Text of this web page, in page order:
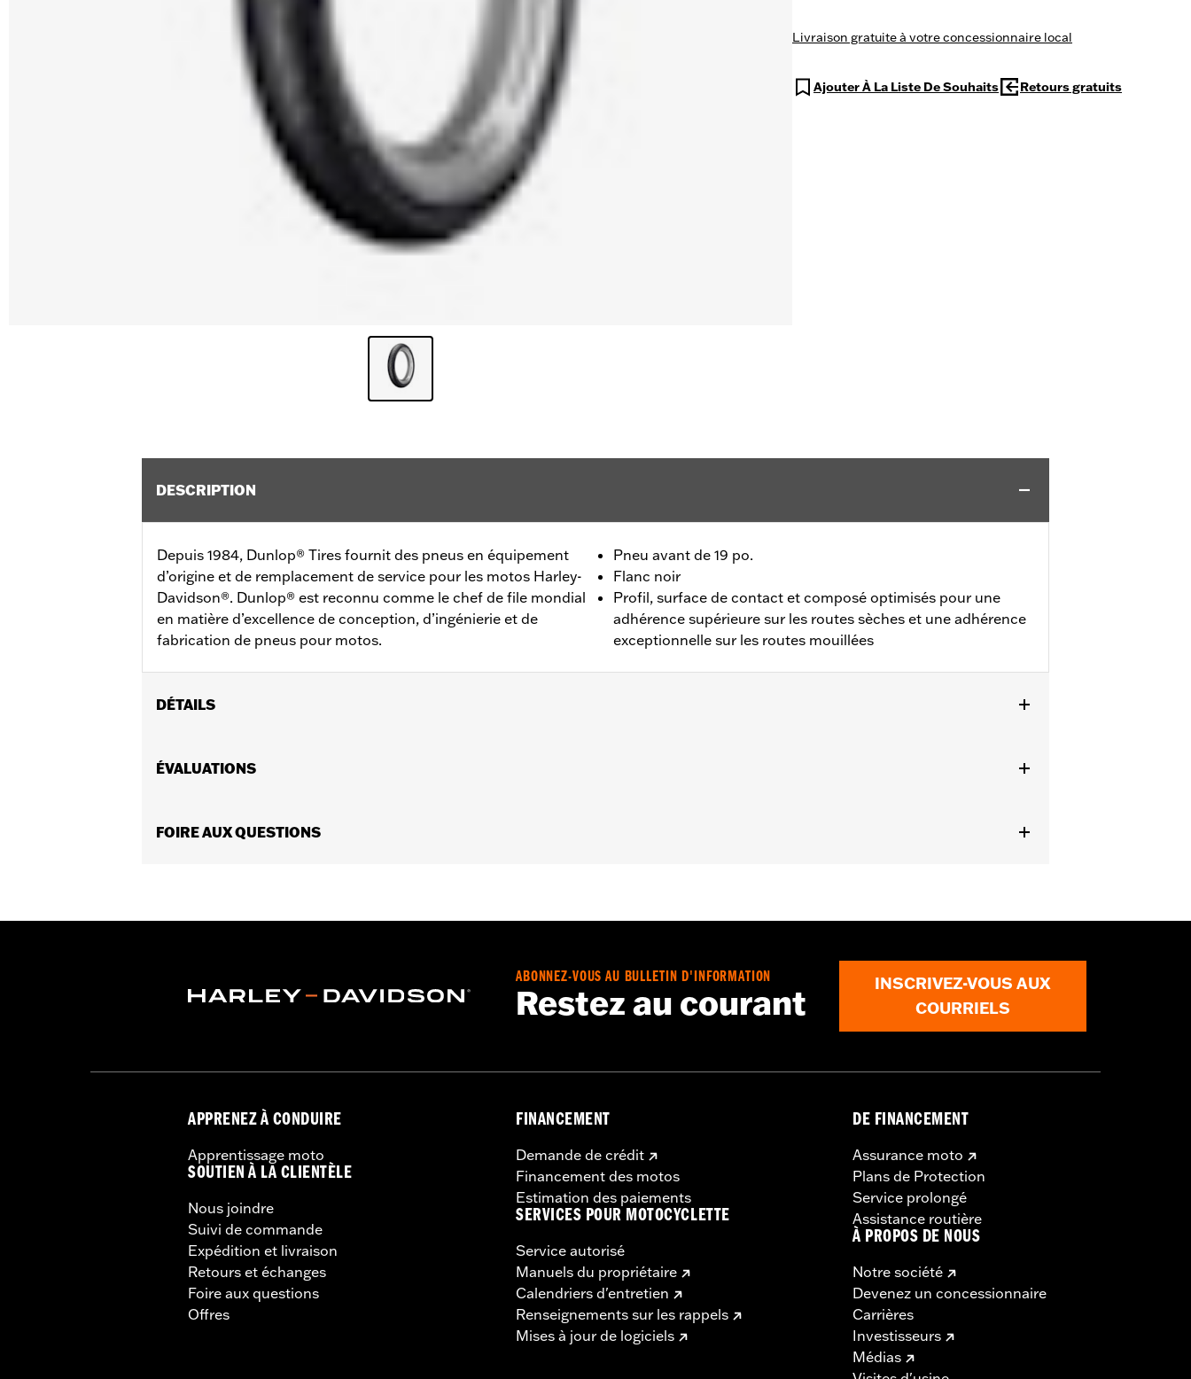
Livraison gratuite à votre concessionnaire local
Ajouter À La Liste De Souhaits Retours gratuits
DESCRIPTION
Depuis 1984, Dunlop® Tires fournit des pneus en équipement
d’origine et de remplacement de service pour les motos Harley-
Davidson®. Dunlop® est reconnu comme le chef de file mondial
en matière d’excellence de conception, d’ingénierie et de
fabrication de pneus pour motos.
Pneu avant de 19 po.
Flanc noir
Profil, surface de contact et composé optimisés pour une
adhérence supérieure sur les routes sèches et une adhérence
exceptionnelle sur les routes mouillées
DÉTAILS
XR1200/X, XL1200T, XL1200XS et XL883L 2011 et après). Nécessite l’installation du pneu arrière GT502 correspondant numéro de pièce
Position sur la moto:18 po.
Unité de mesure de la jante:Pouces
N’utilisez que des pneus homologués H-D®. Consultez un concessionnaire H-D®. L’utilisation de pneus non
homologués ou le mélange de pneus homologués de différents fabricants sur la même moto peut nuire à la stabilité
ÉVALUATIONS
FOIRE AUX QUESTIONS
ABONNEZ-VOUS AU BULLETIN D'INFORMATION
Restez au courant
INSCRIVEZ-VOUS AUX
COURRIELS
APPRENEZ À CONDUIRE
Apprentissage moto
SOUTIEN À LA CLIENTÈLE
Nous joindre
Suivi de commande
Expédition et livraison
Retours et échanges
Foire aux questions
Offres
FINANCEMENT
Demande de crédit
Financement des motos
Estimation des paiements
SERVICES POUR MOTOCYCLETTE
Service autorisé
Manuels du propriétaire
Calendriers d'entretien
Renseignements sur les rappels
Mises à jour de logiciels
DE FINANCEMENT
Assurance moto
Plans de Protection
Service prolongé
Assistance routière
À PROPOS DE NOUS
Notre société
Devenez un concessionnaire
Carrières
Investisseurs
Médias